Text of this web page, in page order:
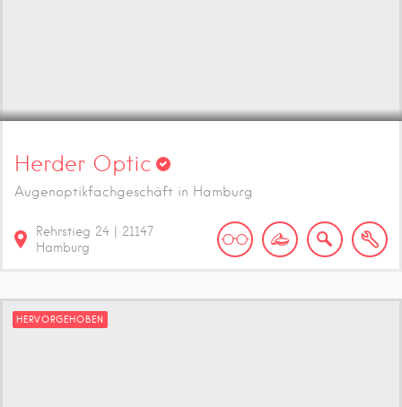
Herder Optic
Augenoptikfachgeschäft in Hamburg
Rehrstieg 24
21147
Hamburg
HERVORGEHOBEN